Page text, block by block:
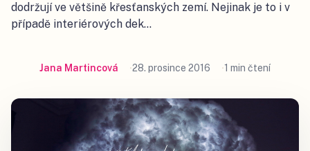
dodržují ve většině křesťanských zemí. Nejinak je to i v
případě interiérových dek…
Jana Martincová 28. prosince 2016 1 min čtení